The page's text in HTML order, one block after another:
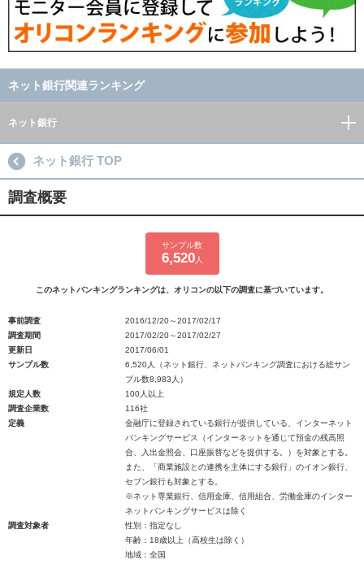
ネット銀行関連ランキング
ネット銀行
ネット銀行 TOP
調査概要
サンプル数
6,520人
このネットバンキングランキングは、オリコンの以下の調査に基づいています。
事前調査
2016/12/20～2017/02/17
調査期間
2017/02/20～2017/02/27
更新日
2017/06/01
サンプル数
6,520人（ネット銀行、ネットバンキング調査における総サン
プル数8,983人）
規定人数
100人以上
調査企業数
116社
定義
金融庁に登録されている銀行が提供している、インターネット
バンキングサービス（インターネットを通じて預金の残高照
合、入出金照会、口座振替などを提供する。）を対象とする。
また、「商業施設との連携を主体にする銀行」のイオン銀行、
セブン銀行も対象とする。
※ネット専業銀行、信用金庫、信用組合、労働金庫のインター
ネットバンキングサービスは除く
調査対象者
性別：指定なし
年齢：18歳以上（高校生は除く）
地域：全国